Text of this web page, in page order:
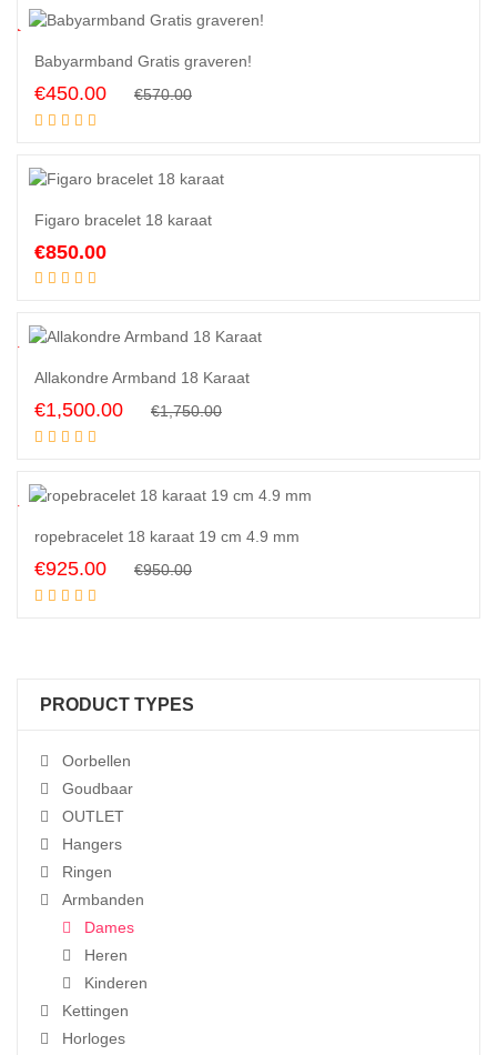
€875.00.
€850.00.
Babyarmband Gratis graveren!
€570.00Original
€570.00.
€450.00
Current
€450.00.
Figaro bracelet 18 karaat
€850.00
Allakondre Armband 18 Karaat
€1,750.00Original
€1,750.00.
€1,500.00
Current
€1,500.00.
ropebracelet 18 karaat 19 cm 4.9 mm
€950.00Original
€925.00
Current
PRODUCT TYPES
Oorbellen
Goudbaar
OUTLET
Hangers
Ringen
Armbanden
Dames
Heren
Kinderen
Kettingen
Horloges